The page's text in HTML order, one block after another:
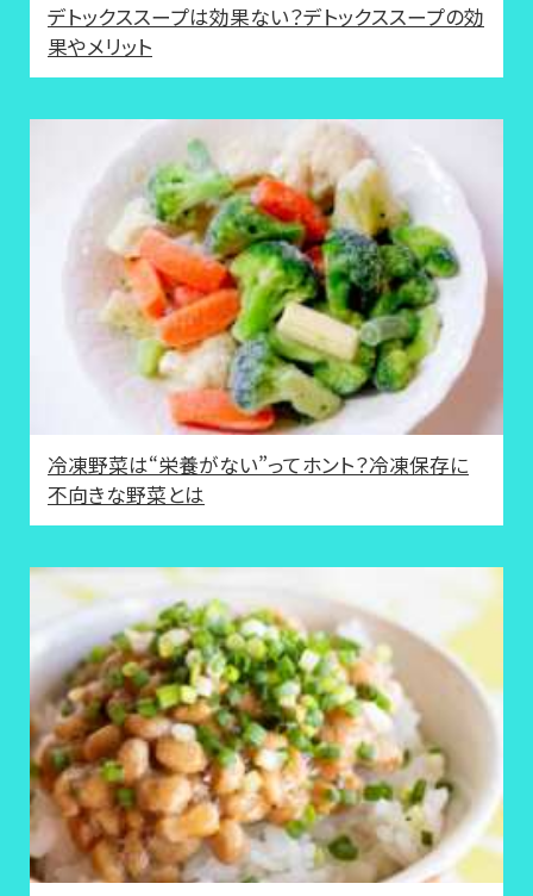
デトックススープは効果ない？デトックススープの効
果やメリット
冷凍野菜は“栄養がない”ってホント？冷凍保存に
不向きな野菜とは